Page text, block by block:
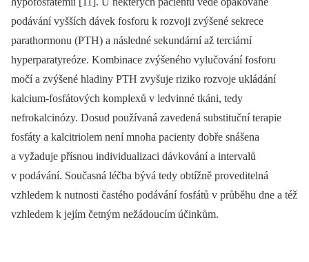
podávání vyšších dávek fosforu k rozvoji zvýšené sekrece
parathormonu (PTH) a následné sekundární až terciární
hyperparatyreóze. Kombinace zvýšeného vylučování fosforu
močí a zvýšené hladiny PTH zvyšuje riziko rozvoje ukládání
kalcium-fosfátových komplexů v ledvinné tkáni, tedy
nefrokalcinózy. Dosud používaná zavedená substituční terapie
fosfáty a kalcitriolem není mnoha pacienty dobře snášena
a vyžaduje přísnou individualizaci dávkování a intervalů
v podávání. Současná léčba bývá tedy obtížně proveditelná
vzhledem k nutnosti častého podávání fosfátů v průběhu dne a též
vzhledem k jejím četným nežádoucím účinkům.